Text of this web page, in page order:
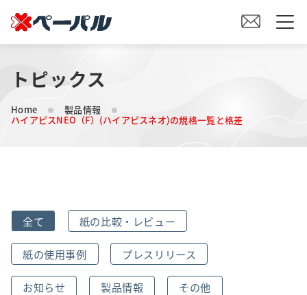
HOME
初めての方へ
会社案内
事業内容
トピックス
Home 製品情報
ハイアピスNEO（F）(ハイアピスネオ)の規格一覧と格差
全て 紙の比較・レビュー
紙の使用事例 プレスリリース
お知らせ 製品情報 その他